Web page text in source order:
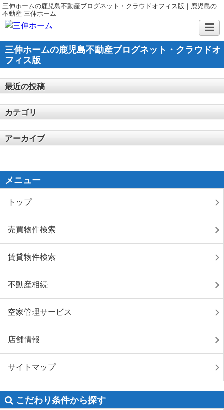
三伸ホームの鹿児島不動産ブログネット・クラウドオフィス版｜鹿児島の
不動産 三伸ホーム
三伸ホームの鹿児島不動産ブログネット・クラウドオ
フィス版
最近の投稿
カテゴリ
アーカイブ
メニュー
トップ
売買物件検索
賃貸物件検索
不動産相続
空家管理サービス
店舗情報
サイトマップ
こだわり条件から探す